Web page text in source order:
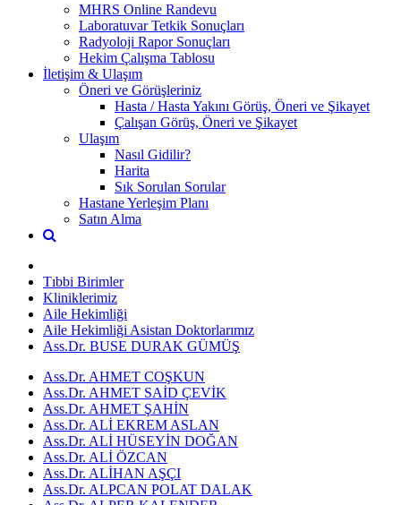
MHRS Online Randevu
Laboratuvar Tetkik Sonuçları
Radyoloji Rapor Sonuçları
Hekim Çalışma Tablosu
İletişim & Ulaşım
Öneri ve Görüşleriniz
Hasta / Hasta Yakını Görüş, Öneri ve Şikayet
Çalışan Görüş, Öneri ve Şikayet
Ulaşım
Nasıl Gidilir?
Harita
Sık Sorulan Sorular
Hastane Yerleşim Planı
Satın Alma
Tıbbi Birimler
Kliniklerimiz
Aile Hekimliği
Aile Hekimliği Asistan Doktorlarımız
Ass.Dr. BUSE DURAK GÜMÜŞ
Ass.Dr. AHMET COŞKUN
Ass.Dr. AHMET SAİD ÇEVİK
Ass.Dr. AHMET ŞAHİN
Ass.Dr. ALİ EKREM ASLAN
Ass.Dr. ALİ HÜSEYİN DOĞAN
Ass.Dr. ALİ ÖZCAN
Ass.Dr. ALİHAN AŞÇI
Ass.Dr. ALPCAN POLAT DALAK